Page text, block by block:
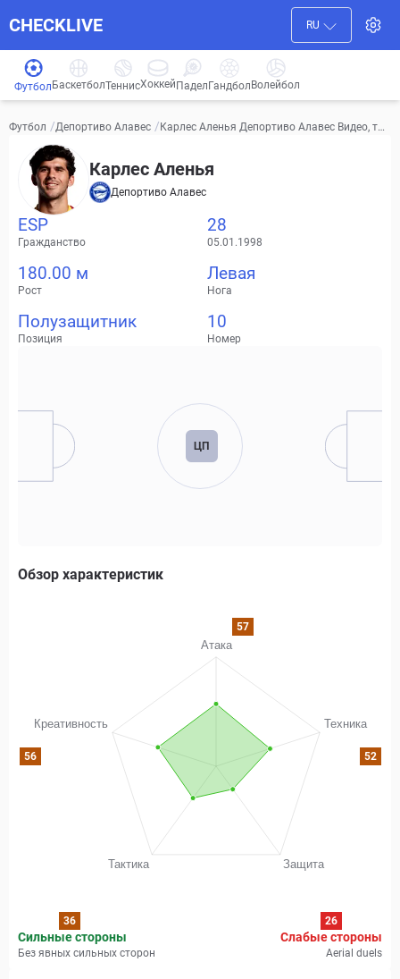
CHECKLIVE RU
Футбол БаскетболТеннисХоккей ПаделГандбол Волейбол
Футбол /Депортиво Алавес /Карлес Аленья Депортиво Алавес Видео, тра
Карлес Аленья
Депортиво Алавес
ESP
Гражданство
28
05.01.1998
180.00 м
Рост
Левая
Нога
Полузащитник
Позиция
10
Номер
ЦП
Обзор характеристик
57
56 52
36 26
Сильные стороны
Без явных сильных сторон
Слабые стороны
Aerial duels